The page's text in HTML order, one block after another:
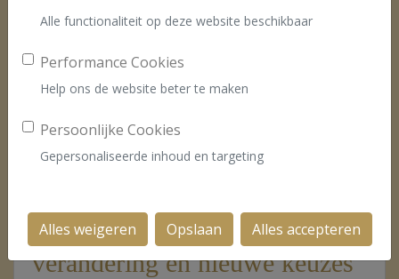
Alle functionaliteit op deze website beschikbaar
Performance Cookies
Help ons de website beter te maken
Persoonlijke Cookies
Gepersonaliseerde inhoud en targeting
Alles weigeren Opslaan Alles accepteren
27-07-2026
Spirituele coaching bij
verandering en nieuwe keuzes